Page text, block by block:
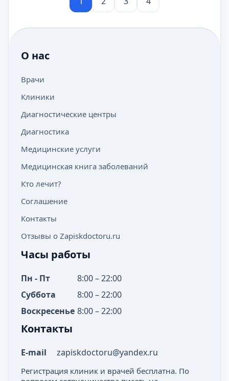
О нас
Врачи
Клиники
Диагностические центры
Диагностика
Медицинские услуги
Медицинская книга заболеваний
Кто лечит?
Соглашение
Контакты
Отзывы о Zapiskdoctoru.ru
Часы работы
Пн - Пт
8:00 – 22:00
Суббота
8:00 – 22:00
Воскресенье 8:00 – 22:00
Контакты
E-mail zapiskdoctoru@yandex.ru
Регистрация клиник и врачей бесплатна. По